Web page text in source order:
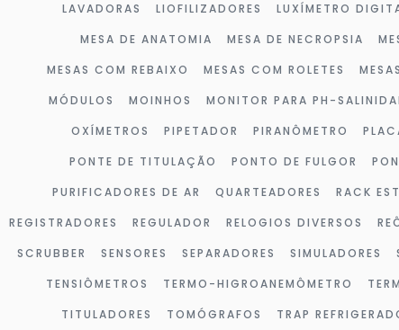
LAVADORAS
LIOFILIZADORES LUXÍMETRO
MESA DE ANATOMIA
MESA DE NECROPSIA
MESAS COM REBAIXO
MESAS COM ROLETES
MÓDULOS
MOINHOS MONITOR PARA PH-
OXÍMETROS
PIPETADOR PIRANÔMETRO
PONTE DE TITULAÇÃO
PONTO DE FULGOR
PURIFICADORES DE AR
QUARTEADORES RACK
REGISTRADORES
REGULADOR RELOGIOS DIVERSOS
SCRUBBER
SENSORES SEPARADORES SIMULADORES
TENSIÔMETROS
TERMO-HIGROANEMÔMETRO
TITULADORES
TOMÓGRAFOS TRAP